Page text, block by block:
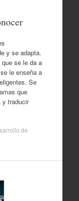
y se adapta.
se le da a
le enseña a
Se
que
y traducir
de